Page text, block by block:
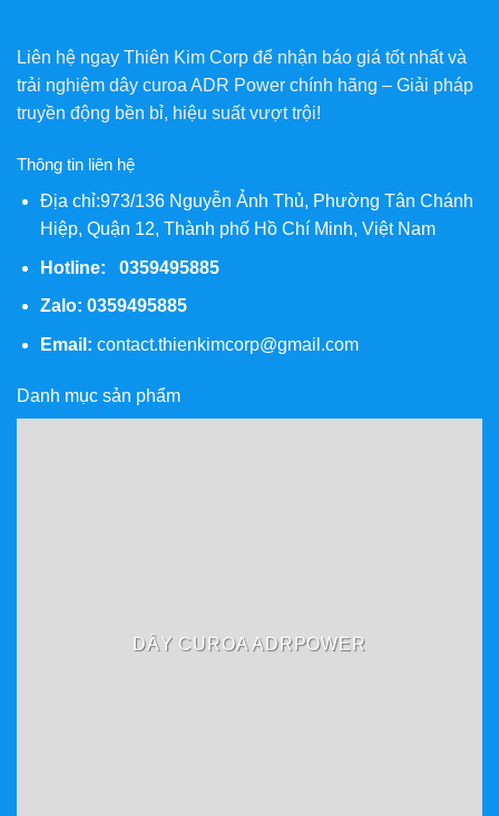
Liên hệ ngay Thiên Kim Corp để nhận báo giá tốt nhất và
trải nghiệm dây curoa ADR Power chính hãng – Giải pháp
truyền động bền bỉ, hiệu suất vượt trội!
Thông tin liên hệ
Địa chỉ:973/136 Nguyễn Ảnh Thủ, Phường Tân Chánh
Hiệp, Quận 12, Thành phố Hồ Chí Minh, Việt Nam
Hotline: 0359495885
Zalo: 0359495885
Email: contact.thienkimcorp@gmail.com
Danh mục sản phẩm
DÂY CUROA ADRPOWER